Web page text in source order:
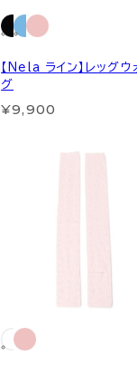
【Nela ライン】レッグウ
グ
¥9,900